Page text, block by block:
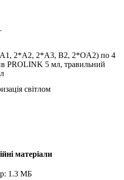
2*A2, 2*A3, B2, 2*OA2) по 4
PROLINK 5 мл, травильний
світлом
матеріали
1.3 МБ